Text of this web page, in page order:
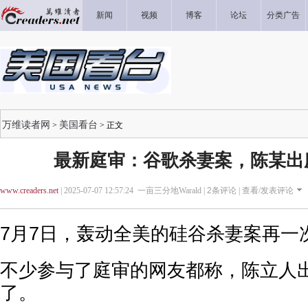
新闻 视频 博客 论坛 分类广告
万维读者网 > 美国看台 > 正文
最新庭审：谷歌杀妻案，陈某
www.creaders.net| 2025-07-07 12:57:24 一亩三分地Warald | 2条评论 | 查看/发表评论
7月7日，轰动全美的硅谷杀妻案再一
不少参与了庭审的网友都称，陈立人
了。